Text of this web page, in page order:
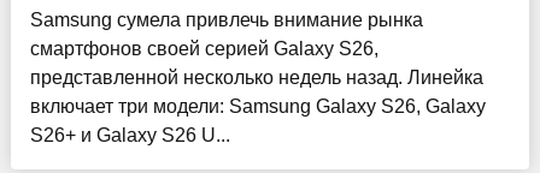
Samsung сумела привлечь внимание рынка
смартфонов своей серией Galaxy S26,
представленной несколько недель назад. Линейка
включает три модели: Samsung Galaxy S26, Galaxy
S26+ и Galaxy S26 U...